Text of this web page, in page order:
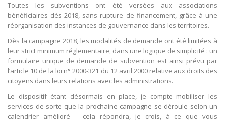
Toutes les subventions ont été versées aux associations
bénéficiaires dès 2018, sans rupture de financement, grâce à une
réorganisation des instances de gouvernance dans les territoires.
Dès la campagne 2018, les modalités de demande ont été limitées à
leur strict minimum réglementaire, dans une logique de simplicité : un
formulaire unique de demande de subvention est ainsi prévu par
l’article 10 de la loi n° 2000-321 du 12 avril 2000 relative aux droits des
citoyens dans leurs relations avec les administrations.
Le dispositif étant désormais en place, je compte mobiliser les
services de sorte que la prochaine campagne se déroule selon un
calendrier amélioré – cela répondra, je crois, à ce que vous